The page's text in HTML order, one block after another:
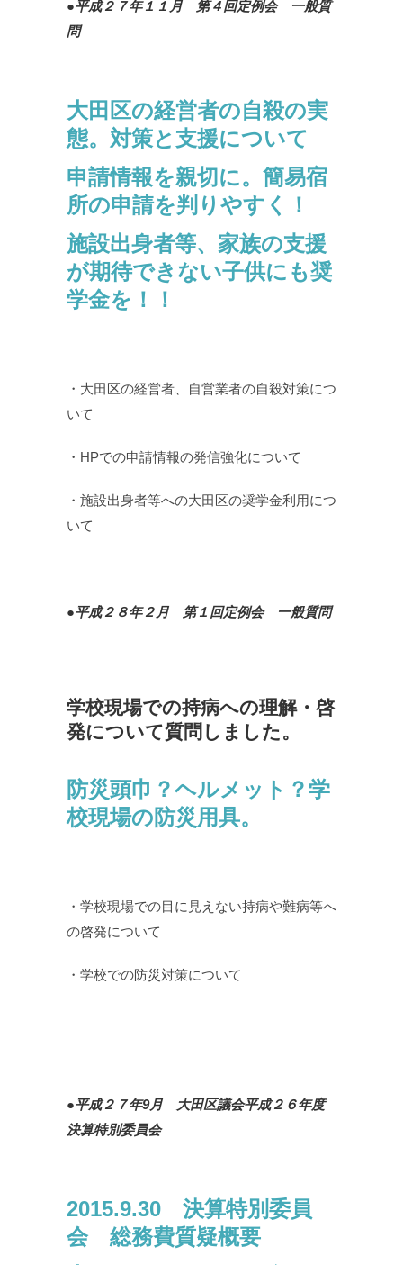
●平成２７年１１月 第４回定例会 一般質
問
大田区の経営者の自殺の実
態。対策と支援について
申請情報を親切に。簡易宿
所の申請を判りやすく！
施設出身者等、家族の支援
が期待できない子供にも奨
学金を！！
・大田区の経営者、自営業者の自殺対策につ
いて
・HPでの申請情報の発信強化について
・施設出身者等への大田区の奨学金利用につ
いて
●平成２８年２月 第１回定例会 一般質問
学校現場での持病への理解・啓
発について質問しました。
防災頭巾？ヘルメット？学
校現場の防災用具。
・学校現場での目に見えない持病や難病等へ
の啓発について
・学校での防災対策について
●平成２７年9月 大田区議会平成２６年度
決算特別委員会
2015.9.30 決算特別委員
会 総務費質疑概要